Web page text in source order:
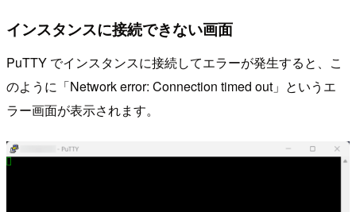
インスタンスに接続できない画面
PuTTY でインスタンスに接続してエラーが発生すると、こ
のように「Network error: Connection timed out」というエ
ラー画面が表示されます。